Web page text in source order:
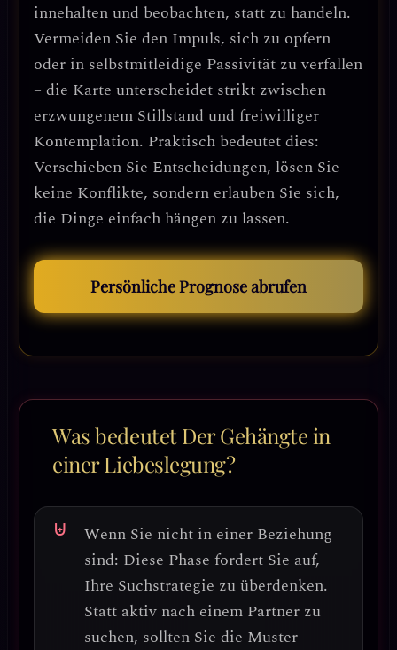
innehalten und beobachten, statt zu handeln.
Vermeiden Sie den Impuls, sich zu opfern
oder in selbstmitleidige Passivität zu verfallen
– die Karte unterscheidet strikt zwischen
erzwungenem Stillstand und freiwilliger
Kontemplation. Praktisch bedeutet dies:
Verschieben Sie Entscheidungen, lösen Sie
keine Konflikte, sondern erlauben Sie sich,
die Dinge einfach hängen zu lassen.
Persönliche Prognose abrufen
Was bedeutet Der Gehängte in
einer Liebeslegung?
Wenn Sie nicht in einer Beziehung
sind: Diese Phase fordert Sie auf,
Ihre Suchstrategie zu überdenken.
Statt aktiv nach einem Partner zu
suchen, sollten Sie die Muster